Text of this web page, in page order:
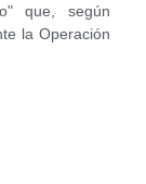
que, según
la Operación